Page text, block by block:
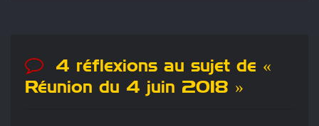
4 réflexions au sujet de «
Réunion du 4 juin 2018 »